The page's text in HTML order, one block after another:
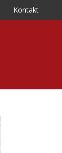
Kontakt